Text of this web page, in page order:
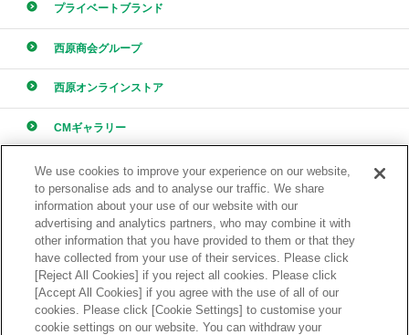
プライベートブランド
西原商会グループ
西原オンラインストア
CMギャラリー
採用情報
ONLINE STORE
西原オンラインストア
We use cookies to improve your experience on our website,
to personalise ads and to analyse our traffic. We share
information about your use of our website with our
advertising and analytics partners, who may combine it with
other information that you have provided to them or that they
have collected from your use of their services. Please click
[Reject All Cookies] if you reject all cookies. Please click
[Accept All Cookies] if you agree with the use of all of our
cookies. Please click [Cookie Settings] to customise your
cookie settings on our website. You can withdraw your